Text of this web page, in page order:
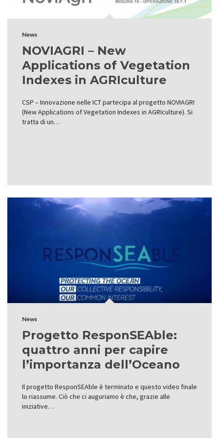
News
NOVIAGRI – New
Applications of Vegetation
Indexes in AGRIculture
CSP – Innovazione nelle ICT partecipa al progetto NOVIAGRI
(New Applications of Vegetation Indexes in AGRIculture). Si
tratta di un…
News
Progetto ResponSEAble:
quattro anni per capire
l’importanza dell’Oceano
Il progetto ResponSEAble è terminato e questo video finale
lo riassume. Ciò che ci auguriamo è che, grazie alle
iniziative…